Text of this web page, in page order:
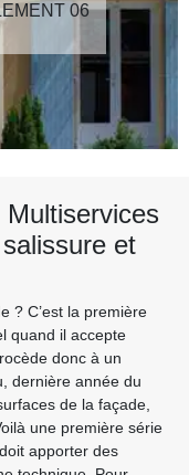
06
et
? C’est la première
quand il accepte
donc à un
dernière année du
de la façade,
une première série
apporter des